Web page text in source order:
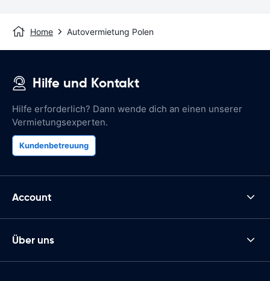
Home Autovermietung Polen
Hilfe und Kontakt
Hilfe erforderlich? Dann wende dich an einen unserer
Vermietungsexperten.
Kundenbetreuung
Account
Über uns